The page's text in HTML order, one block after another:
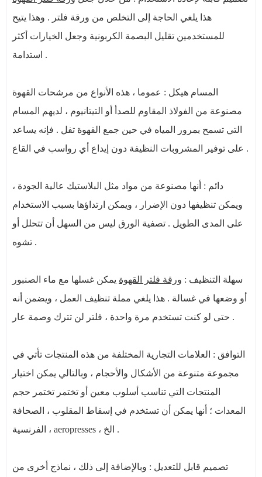
هذا يلغي الحاجة إلى التخلص من ورقة فلتر . وهذا يتيح
للمستخدمين تقليل البصمة الكربونية وجعل الخيارات أكثر
استدامة .
المسام هيكل : عموما ، هذه الأنواع من مرشحات القهوة
مصنوعة من الفولاذ المقاوم للصدأ أو التيتانيوم ، لديهم المسام
التي تسمح بمرور المياه في حين جمع القهوة تفل . فإنه يساعد
على توفير المشروبات النظيفة دون إيداع أي رواسب في القاع .
دائم : أنها مصنوعة من مواد مثل البلاستيك عالية الجودة ،
ويمكن تنظيفها دون الإضرار ، ويمكن ارتداؤها بسبب الاستخدام
على المدى الطويل . تصفية الورق ليس من السهل أن تتحلل أو
تشوه .
سهلة التنظيف : ورقة فلتر القهوة يمكن غسلها مع ماء الصنبور
أو وضعها في غسالة . هذا يلغي مملة تنظيف العمل ، ويضمن أنه
حتى لو كنت تستخدم مرة واحدة ، فلتر لن تترك وصمة عار .
التوافق : العلامات التجارية المختلفة من هذه المنتجات تأتي في
مجموعة متنوعة من الأشكال والأحجام ، وبالتالي يمكن اختيار
المنتجات التي تناسب أسلوب معين أو تختمر تختمر حجم
المعدات ؛ أنها يمكن أن تستخدم في إسقاط المقلوب ، الصحافة
الفرنسية ، aeropresses ، الخ .
تصميم قابل للتعديل : وبالإضافة إلى ذلك ، نماذج أخرى من